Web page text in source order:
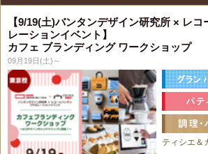
【9/19(土)バンタンデザイン研究所 × レ
レーションイベント】
カフェ ブランディング ワークショップ
09月19日(土)～
ティシエ＆